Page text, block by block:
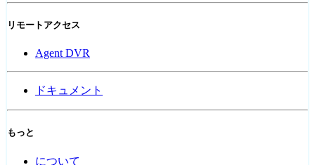
リモートアクセス
Agent DVR
ドキュメント
もっと
について